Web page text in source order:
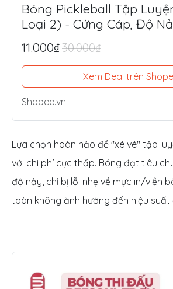
Bóng Pickleball Tập
Loại 2) - Cứng Cáp, Độ
Thi Đấu, Siêu Tiết Kiệm
11.000₫30.000₫
Xem Deal trên
Shopee.vn
Lựa chọn hoàn hảo để "xé vé" tập
với chi phí cực thấp. Bóng đạt tiêu
độ nảy, chỉ bị lỗi nhẹ về mực in/viền
toàn không ảnh hưởng đến hiệu suất